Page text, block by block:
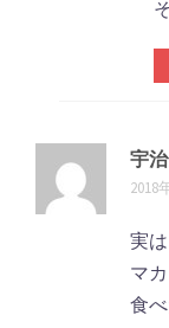
宇
2018
実
マ
食